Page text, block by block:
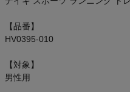
サックス SAXX
オン On
【品番】
HV0395-010
【対象】
男性用